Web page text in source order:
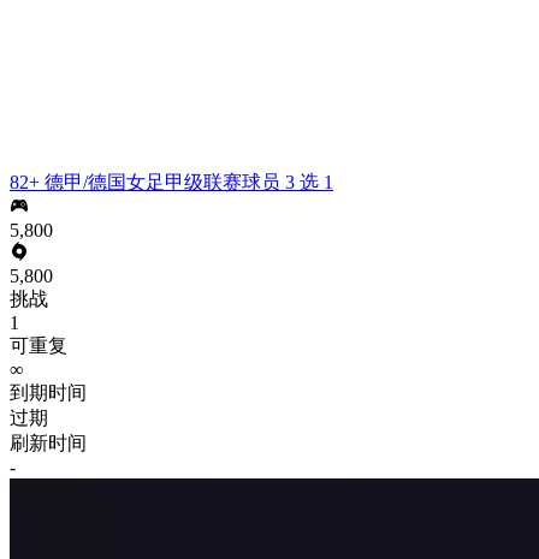
82+ 德甲/德国女足甲级联赛球员 3 选 1
5,800
5,800
挑战
1
可重复
∞
到期时间
过期
刷新时间
-